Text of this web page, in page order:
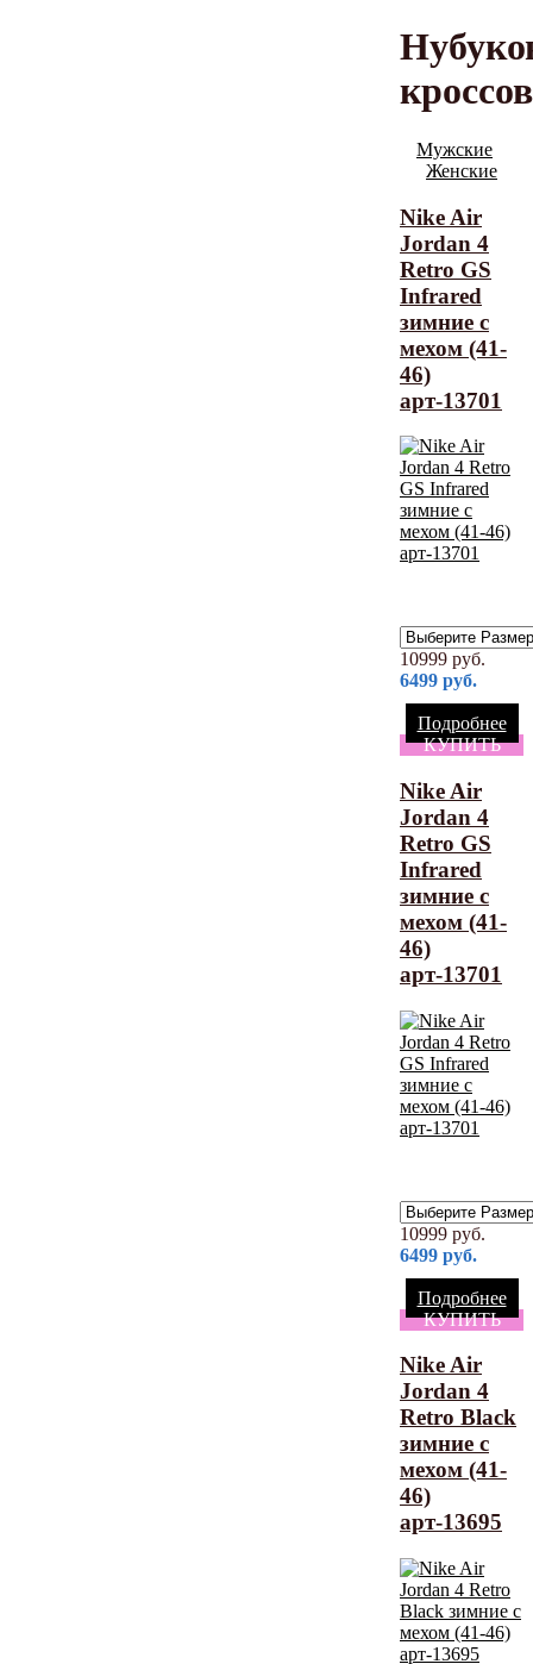
Мужские
Женские
Nike Air
Jordan 4
Retro GS
Infrared
зимние с
мехом (41-
46)
арт-13701
10999 руб.
6499 руб.
Подробнее
КУПИТЬ
Nike Air
Jordan 4
Retro GS
Infrared
зимние с
мехом (41-
46)
арт-13701
10999 руб.
6499 руб.
Подробнее
КУПИТЬ
Nike Air
Jordan 4
Retro Black
зимние с
мехом (41-
46)
арт-13695